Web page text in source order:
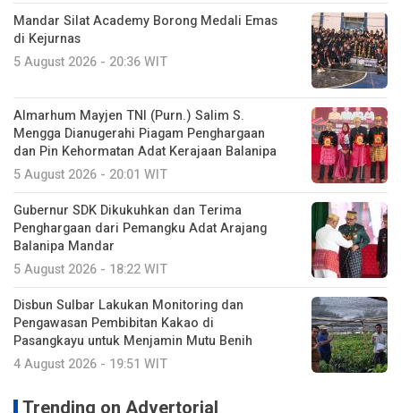
Mandar Silat Academy Borong Medali Emas
di Kejurnas
5 August 2026 - 20:36 WIT
Almarhum Mayjen TNI (Purn.) Salim S.
Mengga Dianugerahi Piagam Penghargaan
dan Pin Kehormatan Adat Kerajaan Balanipa
5 August 2026 - 20:01 WIT
Gubernur SDK Dikukuhkan dan Terima
Penghargaan dari Pemangku Adat Arajang
Balanipa Mandar
5 August 2026 - 18:22 WIT
Disbun Sulbar Lakukan Monitoring dan
Pengawasan Pembibitan Kakao di
Pasangkayu untuk Menjamin Mutu Benih
4 August 2026 - 19:51 WIT